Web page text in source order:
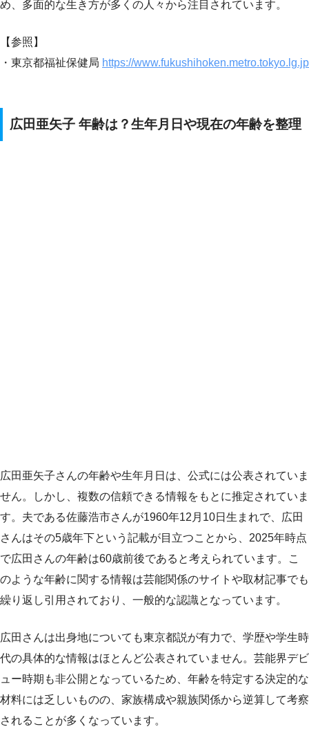
め、多面的な生き方が多くの人々から注目されています。
【参照】
・東京都福祉保健局 https://www.fukushihoken.metro.tokyo.lg.jp
広田亜矢子 年齢は？生年月日や現在の年齢を整理
広田亜矢子さんの年齢や生年月日は、公式には公表されていま
せん。しかし、複数の信頼できる情報をもとに推定されていま
す。夫である佐藤浩市さんが1960年12月10日生まれで、広田
さんはその5歳年下という記載が目立つことから、2025年時点
で広田さんの年齢は60歳前後であると考えられています。こ
のような年齢に関する情報は芸能関係のサイトや取材記事でも
繰り返し引用されており、一般的な認識となっています。
広田さんは出身地についても東京都説が有力で、学歴や学生時
代の具体的な情報はほとんど公表されていません。芸能界デビ
ュー時期も非公開となっているため、年齢を特定する決定的な
材料には乏しいものの、家族構成や親族関係から逆算して考察
されることが多くなっています。